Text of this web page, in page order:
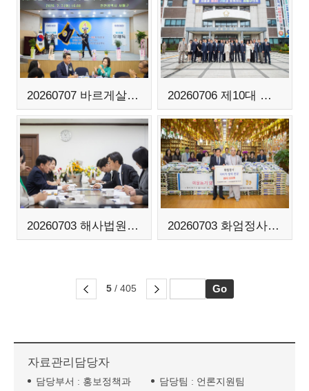
20260707 바르게살기운동 회장 이취임식 20260706 제10대 서해구의회 개원 및 개회식
20260703 해사법원 관련 회의 20260703 화엄정사 이웃돕기 양곡 전달식
5 / 405
자료관리담당자
담당부서 : 홍보정책과 담당팀 : 언론지원팀